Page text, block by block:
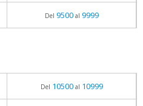
Del 9500al 9999
Del 10500al 10999